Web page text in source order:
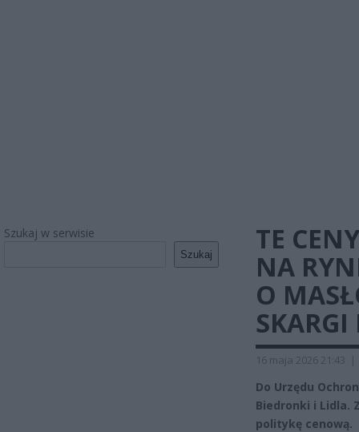
Szukaj w serwisie
Szukaj
TE
NA
O
16 maja 2026 21:43 |
Do Urzędu
Biedronki i Lidla.
politykę cenową.